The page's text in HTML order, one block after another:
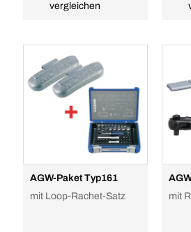
vergleichen
AGW-Paket Typ161
mit Loop-Rachet-Satz
mit